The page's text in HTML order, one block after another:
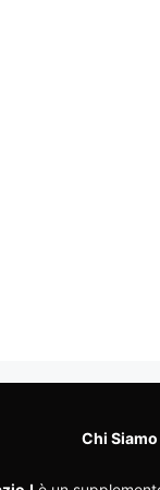
Chi Siamo